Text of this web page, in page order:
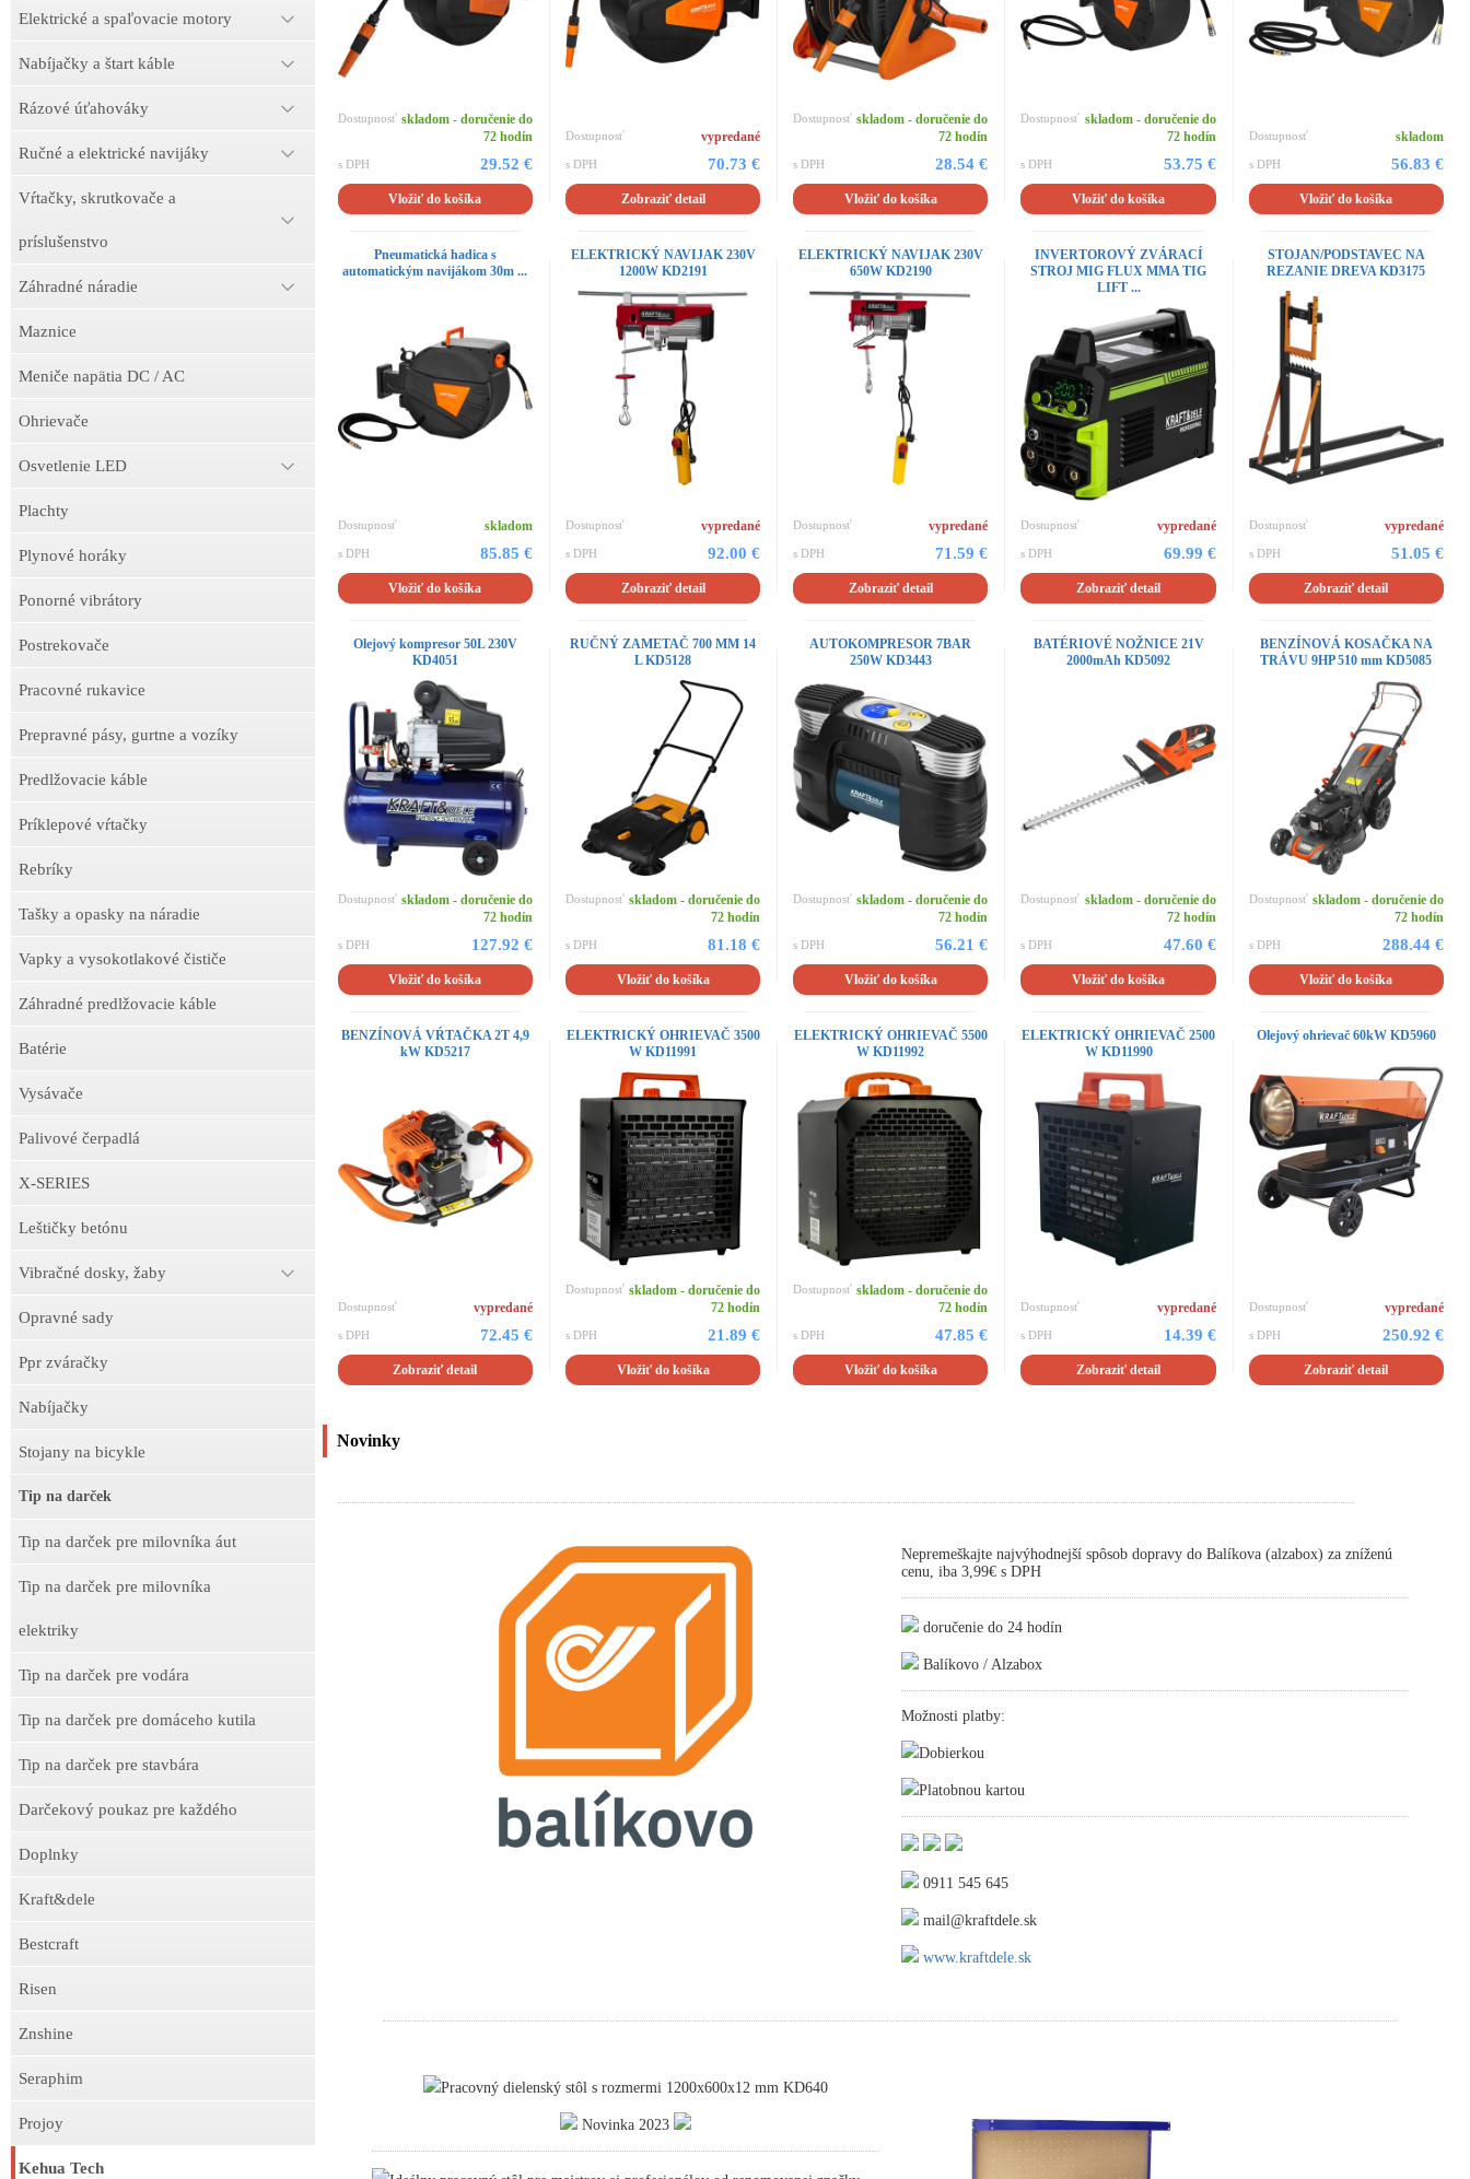
Elektrické a spaľovacie motory
Nabíjačky a štart káble
Rázové úťahováky
Ručné a elektrické navijáky
Vŕtačky, skrutkovače a
príslušenstvo
Záhradné náradie
Maznice
Meniče napätia DC / AC
Ohrievače
Osvetlenie LED
Plachty
Plynové horáky
Ponorné vibrátory
Postrekovače
Pracovné rukavice
Prepravné pásy, gurtne a vozíky
Predlžovacie káble
Príklepové vŕtačky
Rebríky
Tašky a opasky na náradie
Vapky a vysokotlakové čističe
Záhradné predlžovacie káble
Batérie
Vysávače
Palivové čerpadlá
X-SERIES
Leštičky betónu
Vibračné dosky, žaby
Opravné sady
Ppr zváračky
Nabíjačky
Stojany na bicykle
Tip na darček
Tip na darček pre milovníka áut
Tip na darček pre milovníka
elektriky
Tip na darček pre vodára
Tip na darček pre domáceho kutila
Tip na darček pre stavbára
Darčekový poukaz pre každého
Doplnky
Kraft&dele
Bestcraft
Risen
Znshine
Seraphim
Projoy
Kehua Tech
Dostupnosť skladom - doručenie do
72 hodín
s DPH 29.52 €
Vložiť do košíka
Dostupnosť vypredané
s DPH 70.73 €
Zobraziť detail
Dostupnosť skladom - doručenie do
72 hodín
s DPH 28.54 €
Vložiť do košíka
Dostupnosť skladom - doručenie do
72 hodín
s DPH 53.75 €
Vložiť do košíka
Dostupnosť skladom
s DPH 56.83 €
Vložiť do košíka
Pneumatická hadica s
automatickým navijákom 30m ...
Dostupnosť skladom
s DPH 85.85 €
Vložiť do košíka
ELEKTRICKÝ NAVIJAK 230V
1200W KD2191
Dostupnosť vypredané
s DPH 92.00 €
Zobraziť detail
ELEKTRICKÝ NAVIJAK 230V
650W KD2190
Dostupnosť vypredané
s DPH 71.59 €
Zobraziť detail
INVERTOROVÝ ZVÁRACÍ
STROJ MIG FLUX MMA TIG
LIFT ...
Dostupnosť vypredané
s DPH 69.99 €
Zobraziť detail
STOJAN/PODSTAVEC NA
REZANIE DREVA KD3175
Dostupnosť vypredané
s DPH 51.05 €
Zobraziť detail
Olejový kompresor 50L 230V
KD4051
Dostupnosť skladom - doručenie do
72 hodín
s DPH 127.92 €
Vložiť do košíka
RUČNÝ ZAMETAČ 700 MM 14
L KD5128
Dostupnosť skladom - doručenie do
72 hodín
s DPH 81.18 €
Vložiť do košíka
AUTOKOMPRESOR 7BAR
250W KD3443
Dostupnosť skladom - doručenie do
72 hodín
s DPH 56.21 €
Vložiť do košíka
BATÉRIOVÉ NOŽNICE 21V
2000mAh KD5092
Dostupnosť skladom - doručenie do
72 hodín
s DPH 47.60 €
Vložiť do košíka
BENZÍNOVÁ KOSAČKA NA
TRÁVU 9HP 510 mm KD5085
Dostupnosť skladom - doručenie do
72 hodín
s DPH 288.44 €
Vložiť do košíka
BENZÍNOVÁ VŔTAČKA 2T 4,9
kW KD5217
Dostupnosť vypredané
s DPH 72.45 €
Zobraziť detail
ELEKTRICKÝ OHRIEVAČ 3500
W KD11991
Dostupnosť skladom - doručenie do
72 hodín
s DPH 21.89 €
Vložiť do košíka
ELEKTRICKÝ OHRIEVAČ 5500
W KD11992
Dostupnosť skladom - doručenie do
72 hodín
s DPH 47.85 €
Vložiť do košíka
ELEKTRICKÝ OHRIEVAČ 2500
W KD11990
Dostupnosť vypredané
s DPH 14.39 €
Zobraziť detail
Olejový ohrievač 60kW KD5960
Dostupnosť vypredané
s DPH 250.92 €
Zobraziť detail
Novinky
Nepremeškajte najvýhodnejší spôsob dopravy do Balíkova (alzabox) za zníženú
cenu, iba 3,99€ s DPH
doručenie do 24 hodín
Balíkovo / Alzabox
Možnosti platby:
Dobierkou
Platobnou kartou
0911 545 645
mail@kraftdele.sk
www.kraftdele.sk
Pracovný dielenský stôl s rozmermi 1200x600x12 mm KD640
Novinka 2023